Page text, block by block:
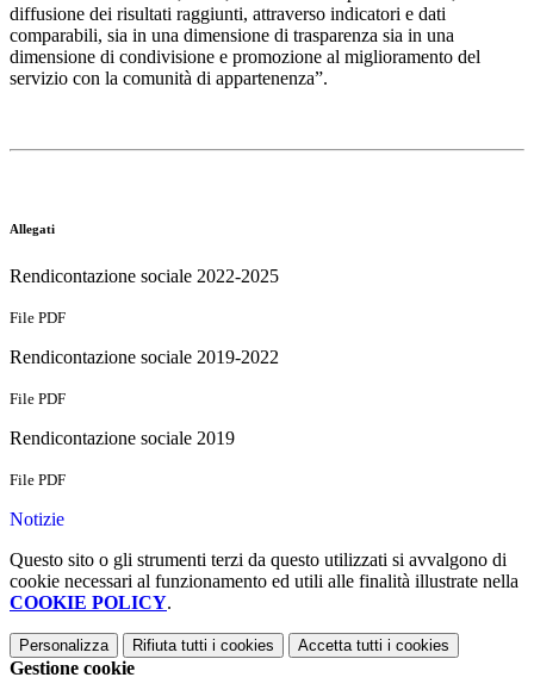
diffusione dei risultati raggiunti, attraverso indicatori e dati
comparabili, sia in una dimensione di trasparenza sia in una
dimensione di condivisione e promozione al miglioramento del
servizio con la comunità di appartenenza”.
Allegati
Rendicontazione sociale 2022-2025
File PDF
Rendicontazione sociale 2019-2022
File PDF
Rendicontazione sociale 2019
File PDF
Notizie
Questo sito o gli strumenti terzi da questo utilizzati si avvalgono di
cookie necessari al funzionamento ed utili alle finalità illustrate nella
COOKIE POLICY.
Personalizza Rifiuta tutti i cookies Accetta tutti i cookies
Gestione cookie